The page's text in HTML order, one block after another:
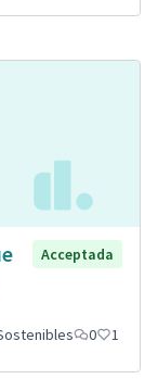
Acceptada
0 1